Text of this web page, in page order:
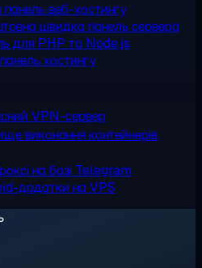
панель веб-хостингу
швидка панель сервера
для PHP та Node.js
хостингу
VPN-сервер
виконання контейнерів,
на базі Telegram
додатки на VPS